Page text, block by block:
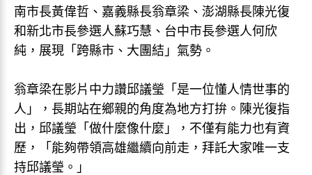
南市長黃偉哲、嘉義縣長翁章梁、澎湖縣長陳光復
和新北市長參選人蘇巧慧、台中市長參選人何欣
純，展現「跨縣市、大團結」氣勢。
翁章梁在影片中力讚邱議瑩「是一位懂人情世事的
人」，長期站在鄉親的角度為地方打拚。陳光復指
出，邱議瑩「做什麼像什麼」，不僅有能力也有資
歷，「能夠帶領高雄繼續向前走，拜託大家唯一支
持邱議瑩。」